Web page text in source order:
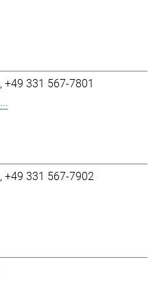
+49 331 567-7801
+49 331 567-7902